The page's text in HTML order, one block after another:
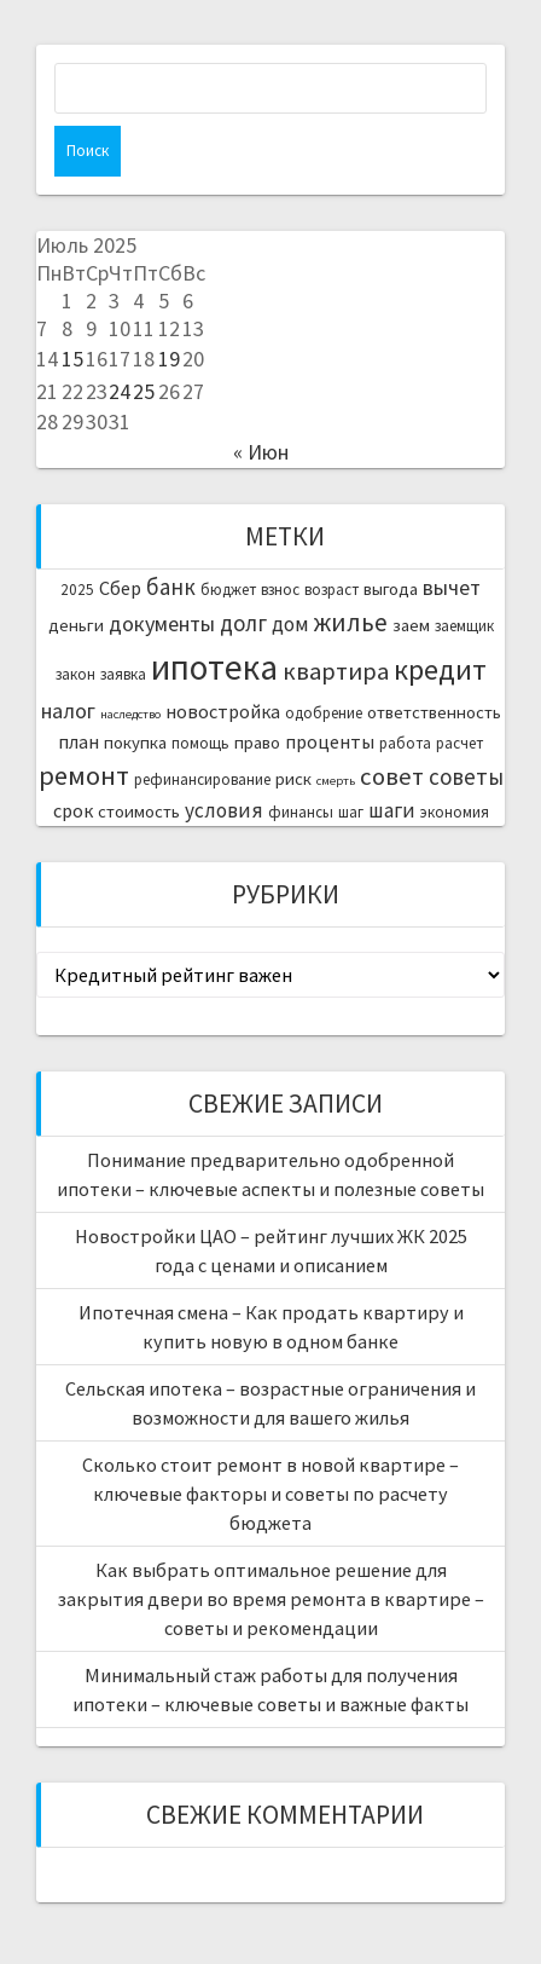
Июль 2025
ПнВтСрЧтПтСбВс
1
2 3 4 5 6
7
8 9 1011 1213
14151617181920
21 222324252627
28293031
« Июн
МЕТКИ
2025 Сбер банк бюджет взнос возраст выгода вычет
деньги документы долг дом жилье заем заемщик
закон заявка ипотека квартира кредит
налог наследство новостройка одобрение ответственность
план покупка помощь право проценты работа расчет
ремонт рефинансирование риск смерть совет советы
срок стоимость условия финансы шаг шаги экономия
РУБРИКИ
Рубрики
СВЕЖИЕ ЗАПИСИ
Понимание предварительно одобренной
ипотеки – ключевые аспекты и полезные советы
Новостройки ЦАО – рейтинг лучших ЖК 2025
года с ценами и описанием
Ипотечная смена – Как продать квартиру и
купить новую в одном банке
Сельская ипотека – возрастные ограничения и
возможности для вашего жилья
Сколько стоит ремонт в новой квартире –
ключевые факторы и советы по расчету
бюджета
Как выбрать оптимальное решение для
закрытия двери во время ремонта в квартире –
советы и рекомендации
Минимальный стаж работы для получения
ипотеки – ключевые советы и важные факты
СВЕЖИЕ КОММЕНТАРИИ